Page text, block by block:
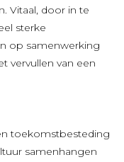
Vitaal, door in te
sterke
op samenwerking
vervullen van een
toekomstbesteding
samenhangen